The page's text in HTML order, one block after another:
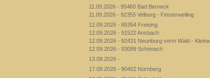
11.09.2026 - 95460 Bad Berneck
11.09.2026 - 92355 Velburg - Finsterweiling
12.09.2026 - 85354 Freising
12.09.2026 - 91522 Ansbach
12.09.2026 - 92431 Neunburg vorm Wald -
12.09.2026 - 93099 Schönach
13.09.2026 -
17.09.2026 - 90402 Nürnberg